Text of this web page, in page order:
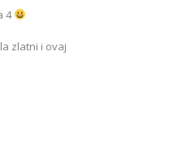
4
zlatni i ovaj